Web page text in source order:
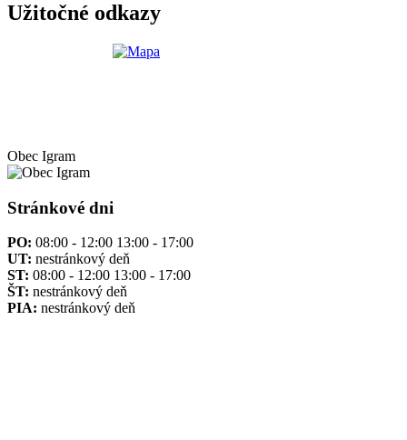
Užitočné odkazy
Obec Igram
Stránkové dni
PO: 08:00 - 12:00 13:00 - 17:00
UT: nestránkový deň
ST: 08:00 - 12:00 13:00 - 17:00
ŠT: nestránkový deň
PIA: nestránkový deň